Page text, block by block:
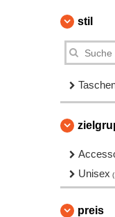
stil
Unisex
preis